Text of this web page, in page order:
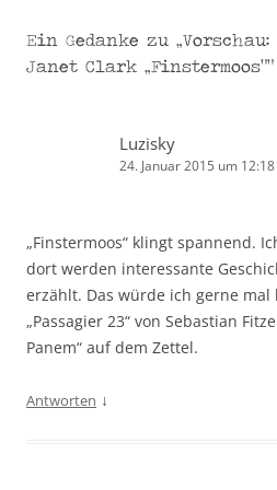
Ein Gedanke zu „
Janet Clark „Finstermoos““
Luzisky
24. Januar 2015 um
„Finstermoos“ klingt spannend.
dort werden interessante
erzählt. Das würde ich gerne mal
„Passagier 23“ von Sebastian
Panem“ auf dem Zettel.
Antworten ↓